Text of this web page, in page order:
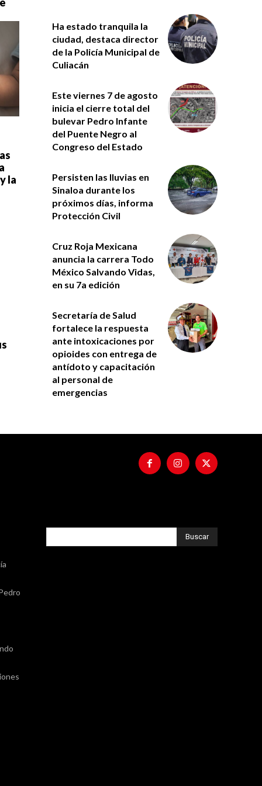
la
Ha estado tranquila la
ciudad, destaca director
de la Policía Municipal de
Culiacán
Este viernes 7 de agosto
inicia el cierre total del
bulevar Pedro Infante
del Puente Negro al
Congreso del Estado
Persisten las lluvias en
Sinaloa durante los
próximos días, informa
Protección Civil
Cruz Roja Mexicana
anuncia la carrera Todo
México Salvando Vidas,
en su 7a edición
Secretaría de Salud
fortalece la respuesta
ante intoxicaciones por
opioides con entrega de
antídoto y capacitación
al personal de
emergencias
Buscar